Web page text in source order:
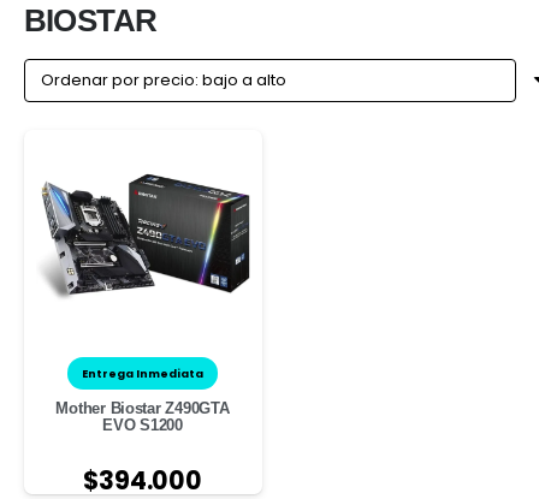
BIOSTAR
Entrega Inmediata
Mother Biostar Z490GTA
EVO S1200
$394.000